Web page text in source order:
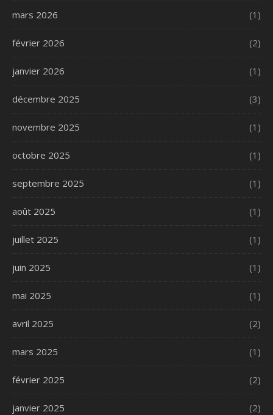
mars 2026 (1)
février 2026 (2)
janvier 2026 (1)
décembre 2025 (3)
novembre 2025 (1)
octobre 2025 (1)
septembre 2025 (1)
août 2025 (1)
juillet 2025 (1)
juin 2025 (1)
mai 2025 (1)
avril 2025 (2)
mars 2025 (1)
février 2025 (2)
janvier 2025 (2)